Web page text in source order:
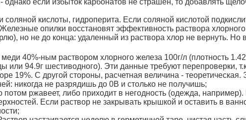
кислоты, гидроперита. Если соляной кислотой
опилки восстановят эффективность раствора
но не до конца: удаленный из раствора хлор не вернуть. Но
40%-ным раствором хлорного железа 100г/л (плотность
или 94.9г шестиводного). Эти данные требуют перепроверки,
19%. С другой стороны, расчетная величина - теоретическая.
никогда не разрядишь до 0В и столько не получишь;
потом ржавеет, либо приходит в негодность (одежда,
Если раствор не закрывать крышкой и оставить в